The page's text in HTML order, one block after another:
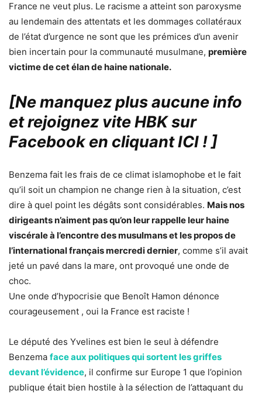
France ne veut plus. Le racisme a atteint son paroxysme
au lendemain des attentats et les dommages collatéraux
de l’état d’urgence ne sont que les prémices d’un avenir
bien incertain pour la communauté musulmane, première
victime de cet élan de haine nationale.
[Ne manquez plus aucune info
et rejoignez vite HBK sur
Facebook en cliquant ICI !]
Benzema fait les frais de ce climat islamophobe et le fait
qu’il soit un champion ne change rien à la situation, c’est
dire à quel point les dégâts sont considérables. Mais nos
dirigeants n’aiment pas qu’on leur rappelle leur haine
viscérale à l’encontre des musulmans et les propos de
l’international français mercredi dernier, comme s’il avait
jeté un pavé dans la mare, ont provoqué une onde de
choc.
Une onde d’hypocrisie que Benoît Hamon dénonce
courageusement , oui la France est raciste !
Le député des Yvelines est bien le seul à défendre
Benzema face aux politiques qui sortent les griffes
devant l’évidence, il confirme sur Europe 1 que l’opinion
publique était bien hostile à la sélection de l’attaquant du